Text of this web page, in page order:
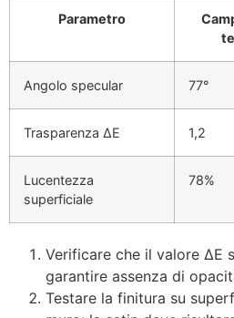
Parametro
Angolo specular 77°
Trasparenza ΔE 1,2
Lucentezza
superficiale
78%
Verificare che il valore ΔE
garantire assenza di
Testare la finitura su